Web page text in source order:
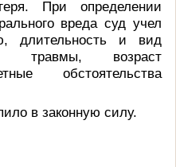
При определении
вреда суд учел
длительность и вид
травмы, возраст
обстоятельства
в законную силу.